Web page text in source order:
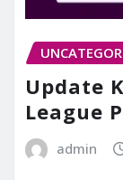
Update
League
admin